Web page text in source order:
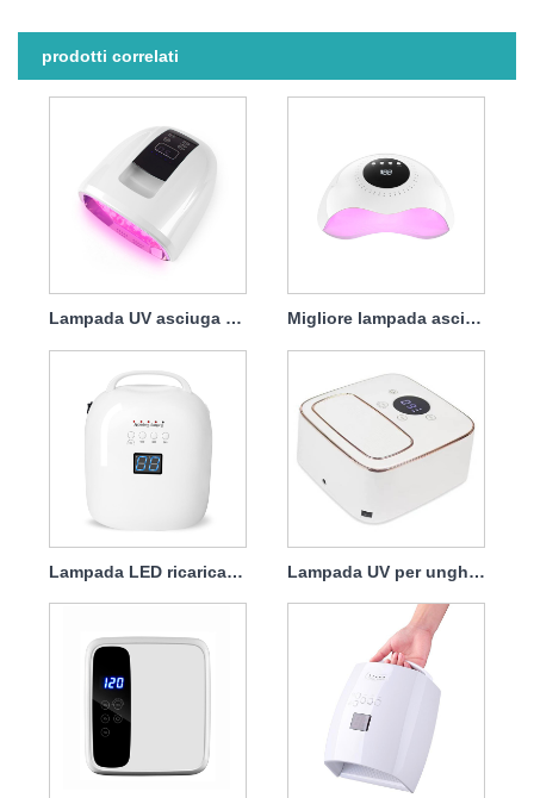
prodotti correlati
Lampada UV asciuga unghie ricaricabile 90w Migliore lampada asciuga unghie ricaricabile 120w
Lampada LED ricaricabile per asciuga unghie 86w protettiva Lampada UV per unghie ricaricabile per asciuga unghie 72w